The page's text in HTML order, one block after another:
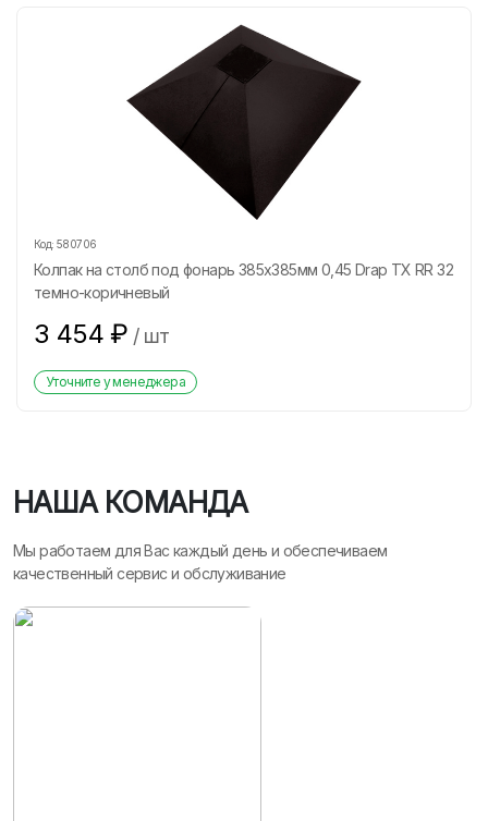
Код: 580706
Колпак на столб под фонарь 385х385мм 0,45 Drap ТХ RR 32
темно-коричневый
3 454 ₽ / шт
Уточните у менеджера
НАША КОМАНДА
Мы работаем для Вас каждый день и обеспечиваем
качественный сервис и обслуживание